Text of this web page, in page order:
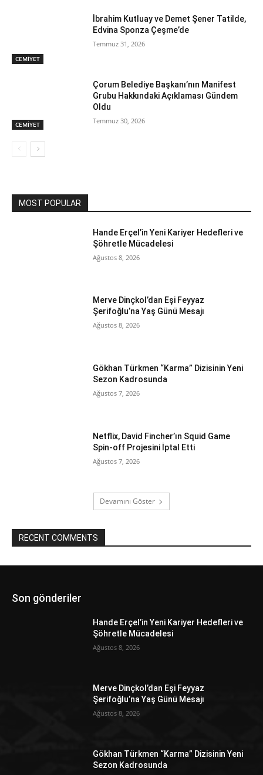
CEMİYET
İbrahim Kutluay ve Demet Şener Tatilde,
Edvina Sponza Çeşme’de
Temmuz 31, 2026
CEMİYET
Çorum Belediye Başkanı’nın Manifest
Grubu Hakkındaki Açıklaması Gündem
Oldu
Temmuz 30, 2026
MOST POPULAR
Hande Erçel’in Yeni Kariyer Hedefleri ve
Şöhretle Mücadelesi
Ağustos 8, 2026
Merve Dinçkol’dan Eşi Feyyaz
Şerifoğlu’na Yaş Günü Mesajı
Ağustos 8, 2026
Gökhan Türkmen “Karma” Dizisinin Yeni
Sezon Kadrosunda
Ağustos 7, 2026
Netflix, David Fincher’ın Squid Game
Spin-off Projesini İptal Etti
Ağustos 7, 2026
Devamını Göster
RECENT COMMENTS
Son gönderiler
Hande Erçel’in Yeni Kariyer Hedefleri ve
Şöhretle Mücadelesi
Ağustos 8, 2026
Merve Dinçkol’dan Eşi Feyyaz
Şerifoğlu’na Yaş Günü Mesajı
Ağustos 8, 2026
Gökhan Türkmen “Karma” Dizisinin Yeni
Sezon Kadrosunda